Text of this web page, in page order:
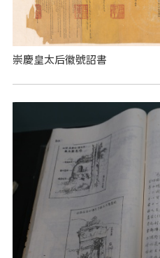
崇慶皇太后徽號詔書